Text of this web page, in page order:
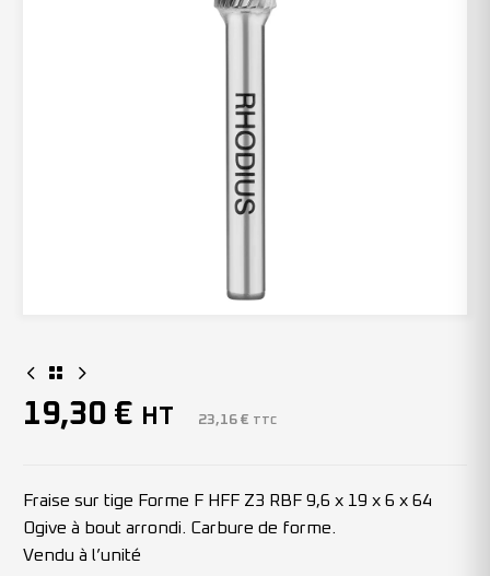
19,30 € HT 23,16 € TTC
Fraise sur tige Forme F HFF Z3 RBF 9,6 x 19 x 6 x 64
Ogive à bout arrondi. Carbure de forme.
Vendu à l’unité